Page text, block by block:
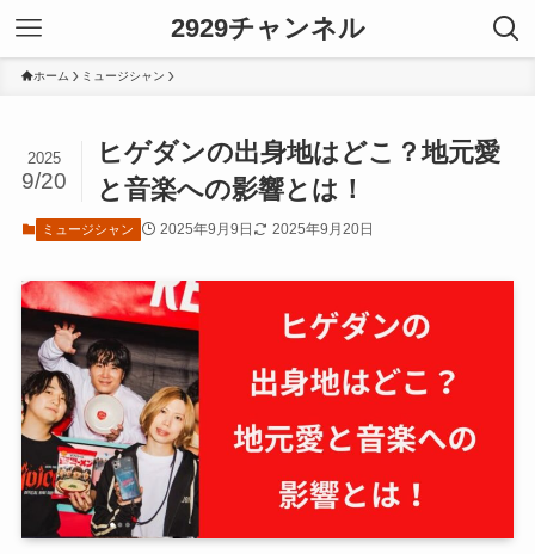
2929チャンネル
ホーム ミュージシャン
ヒゲダンの出身地はどこ？地元愛
と音楽への影響とは！
2025
9/20
ミュージシャン 2025年9月9日 2025年9月20日